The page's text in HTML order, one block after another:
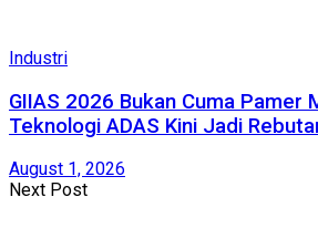
Industri
GIIAS 2026 Bukan Cuma Pamer
Teknologi ADAS Kini Jadi
August 1, 2026
Next Post